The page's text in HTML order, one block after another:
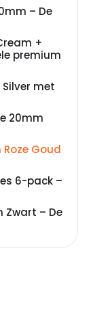
– De
+
premium
met
20mm
Goud
6-pack –
Zwart – De